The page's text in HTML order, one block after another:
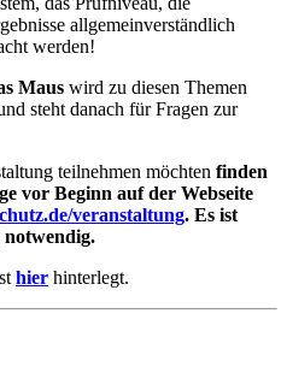
allgemeinverständlich
werden!
Maus wird zu diesen Themen
steht danach für Fragen zur
teilnehmen möchten finden
vor Beginn auf der Webseite
veranstaltung. Es ist
hier hinterlegt.